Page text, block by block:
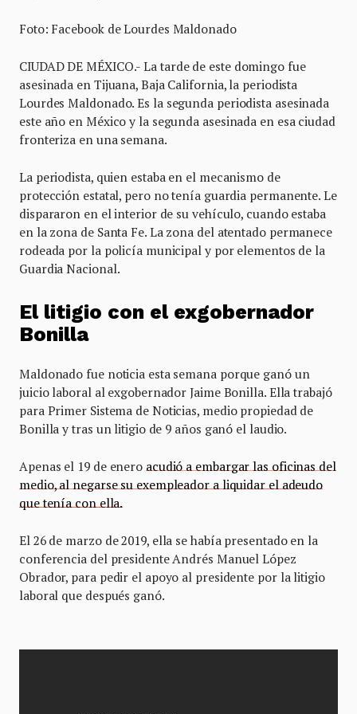
Foto: Facebook de Lourdes Maldonado
CIUDAD DE MÉXICO.- La tarde de este domingo fue
asesinada en Tijuana, Baja California, la periodista
Lourdes Maldonado. Es la segunda periodista asesinada
este año en México y la segunda asesinada en esa ciudad
fronteriza en una semana.
La periodista, quien estaba en el mecanismo de
protección estatal, pero no tenía guardia permanente. Le
dispararon en el interior de su vehículo, cuando estaba
en la zona de Santa Fe. La zona del atentado permanece
rodeada por la policía municipal y por elementos de la
Guardia Nacional.
El litigio con el exgobernador
Bonilla
Maldonado fue noticia esta semana porque ganó un
juicio laboral al exgobernador Jaime Bonilla. Ella trabajó
para Primer Sistema de Noticias, medio propiedad de
Bonilla y tras un litigio de 9 años ganó el laudio.
Apenas el 19 de enero acudió a embargar las oficinas del
medio, al negarse su exempleador a liquidar el adeudo
que tenía con ella.
El 26 de marzo de 2019, ella se había presentado en la
conferencia del presidente Andrés Manuel López
Obrador, para pedir el apoyo al presidente por la litigio
laboral que después ganó.